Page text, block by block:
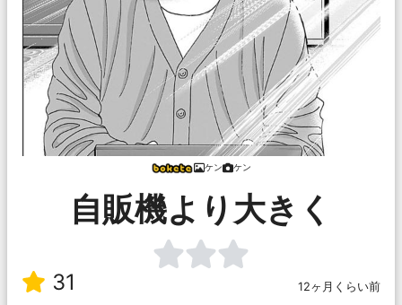
ケン ケン
自販機より大きく
31 12ヶ月くらい前